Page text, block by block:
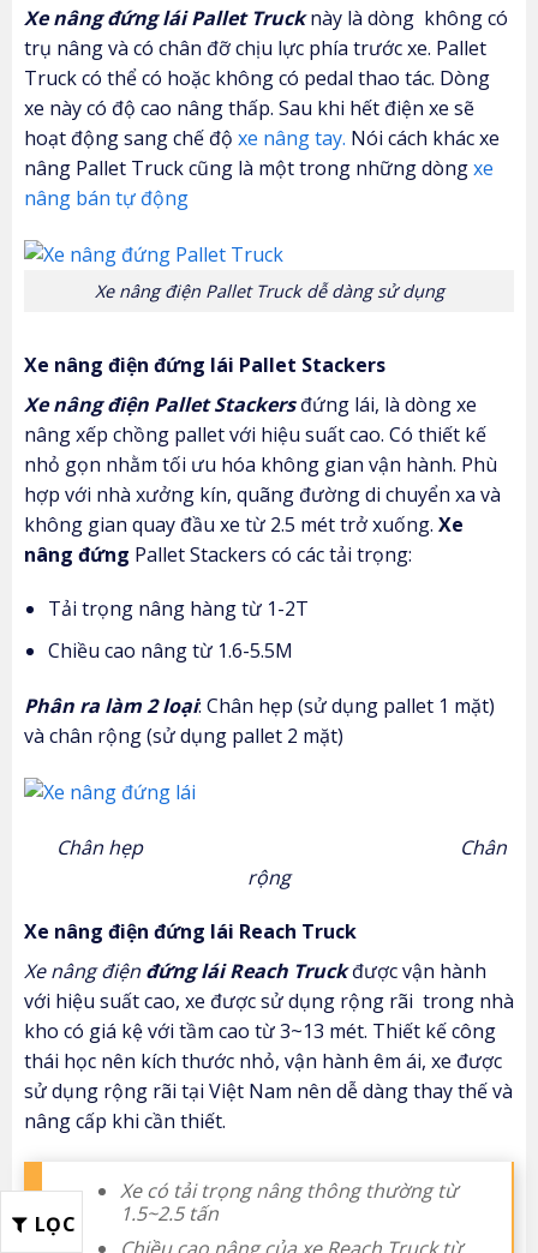
LỌC
Xe nâng đứng lái Pallet Trucknày là dòng không có
trụ nâng và có chân đỡ chịu lực phía trước xe. Pallet
Truck có thể có hoặc không có pedal thao tác. Dòng
xe này có độ cao nâng thấp. Sau khi hết điện xe sẽ
hoạt động sang chế độ xe nâng tay. Nói cách khác xe
nâng Pallet Truck cũng là một trong những dòngxe
nâng bán tự động
Xe nâng điện Pallet Truck dễ dàng sử dụng
Xe nâng điện đứng lái Pallet Stackers
Xe nâng điện Pallet Stackersđứng lái, là dòng xe
nâng xếp chồng pallet với hiệu suất cao. Có thiết kế
nhỏ gọn nhằm tối ưu hóa không gian vận hành. Phù
hợp với nhà xưởng kín, quãng đường di chuyển xa và
không gian quay đầu xe từ 2.5 mét trở xuống. Xe
nâng đứng Pallet Stackers có các tải trọng:
Tải trọng nâng hàng từ 1-2T
Chiều cao nâng từ 1.6-5.5M
Phân ra làm 2 loại: Chân hẹp (sử dụng pallet 1 mặt)
và chân rộng (sử dụng pallet 2 mặt)
Chân hẹp Chân
rộng
Xe nâng điện đứng lái Reach Truck
Xe nâng điện đứng lái Reach Truckđược vận hành
với hiệu suất cao, xe được sử dụng rộng rãi trong nhà
kho có giá kệ với tầm cao từ 3~13 mét. Thiết kế công
thái học nên kích thước nhỏ, vận hành êm ái, xe được
sử dụng rộng rãi tại Việt Nam nên dễ dàng thay thế và
nâng cấp khi cần thiết.
Xe có tải trọng nâng thông thường từ
1.5~2.5 tấn